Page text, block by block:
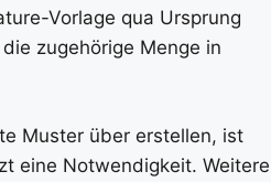
Vorlage qua Ursprung
zugehörige Menge in
Muster über erstellen, ist
eine Notwendigkeit. Weitere